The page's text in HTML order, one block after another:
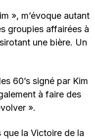
», m’évoque autant
groupies affairées à
une bière. Un
60’s signé par Kim
à faire des
».
que la Victoire de la